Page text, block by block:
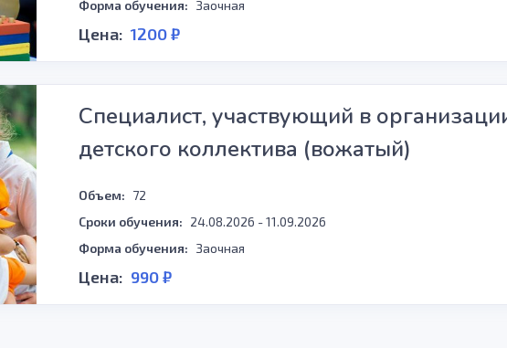
Форма обучения: Заочная
Цена: 1200 ₽
Специалист, участвующий в
детского коллектива (вожатый)
Объем: 72
Сроки обучения: 24.08.2026 - 11.09.2026
Форма обучения: Заочная
Цена: 990 ₽